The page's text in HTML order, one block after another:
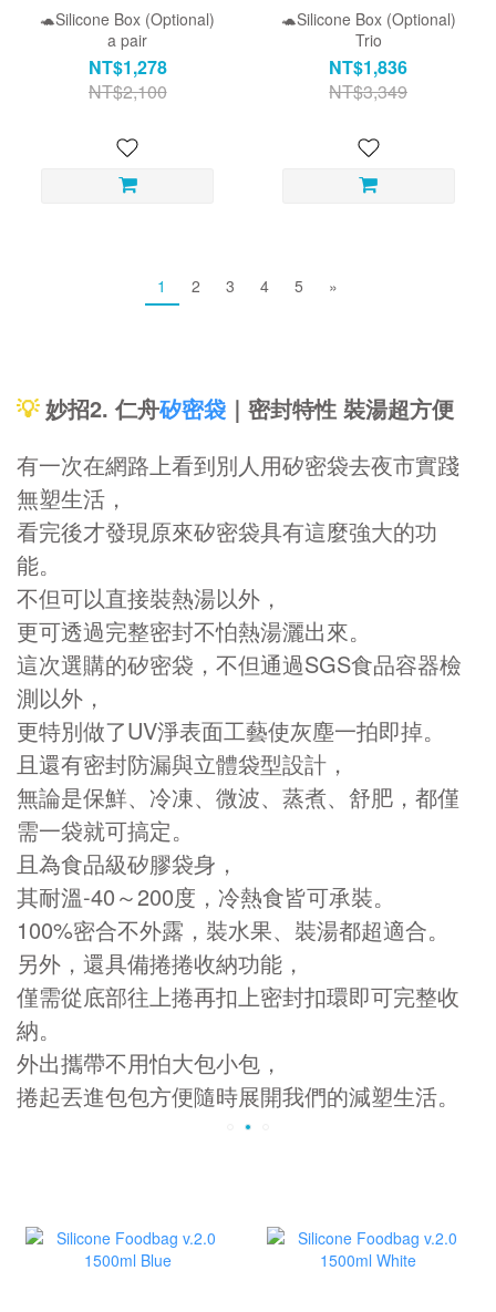
🐢Silicone Box (Optional)
a pair
NT$1,278
NT$2,100
🐢Silicone Box (Optional)
Trio
NT$1,836
NT$3,349
1 2 3 4 5 »
💡 妙招2. 仁舟矽密袋 ｜密封特性 裝湯超方便
有一次在網路上看到別人用矽密袋去夜市實踐
無塑生活，
看完後才發現原來矽密袋具有這麼強大的功
能。
不但可以直接裝熱湯以外，
更可透過完整密封不怕熱湯灑出來。
這次選購的矽密袋，不但通過SGS食品容器檢
測以外，
更特別做了UV淨表面工藝使灰塵一拍即掉。
且還有密封防漏與立體袋型設計，
無論是保鮮、冷凍、微波、蒸煮、舒肥，都僅
需一袋就可搞定。
且為食品級矽膠袋身，
其耐溫-40～200度，冷熱食皆可承裝。
100%密合不外露，裝水果、裝湯都超適合。
另外，還具備捲捲收納功能，
僅需從底部往上捲再扣上密封扣環即可完整收
納。
外出攜帶不用怕大包小包，
捲起丟進包包方便隨時展開我們的減塑生活。